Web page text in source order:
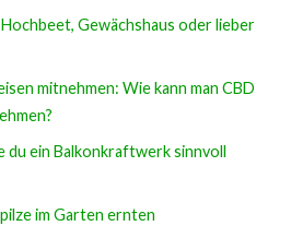
Gewächshaus oder lieber
mitnehmen: Wie kann man CBD
du ein Balkonkraftwerk sinnvoll
im Garten ernten